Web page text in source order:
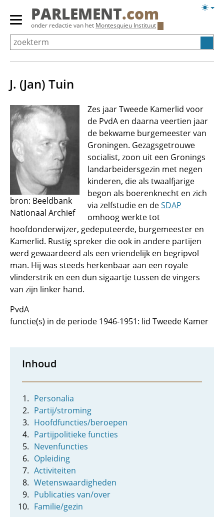
Overslaan
Primair
menu
tonen/verbergen
PARLEMENT.com
onder redactie van het Montesquieu Instituut
J. (Jan) Tuin
bron: Beeldbank
Nationaal Archief
Zes jaar Tweede Kamerlid voor
de PvdA en daarna veertien jaar
de bekwame burgemeester van
Groningen. Gezagsgetrouwe
socialist, zoon uit een Gronings
landarbeidersgezin met negen
kinderen, die als twaalfjarige
begon als boerenknecht en zich
via zelfstudie en deSDAP
omhoog werkte tot
hoofdonderwijzer, gedeputeerde, burgemeester en
Kamerlid. Rustig spreker die ook in andere partijen
werd gewaardeerd als een vriendelijk en begripvol
man. Hij was steeds herkenbaar aan een royale
vlinderstrik en een dun sigaartje tussen de vingers
van zijn linker hand.
PvdA
functie(s) in de periode 1946-1951: lid Tweede Kamer
Inhoud
Personalia
Partij/stroming
Hoofdfuncties/beroepen
Partijpolitieke functies
Nevenfuncties
Opleiding
Activiteiten
Wetenswaardigheden
Publicaties van/over
Familie/gezin